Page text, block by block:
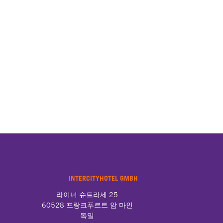
INTERCITYHOTEL GMBH
라이너 슈트라세 25
60528 프랑크푸르트 암 마인
독일